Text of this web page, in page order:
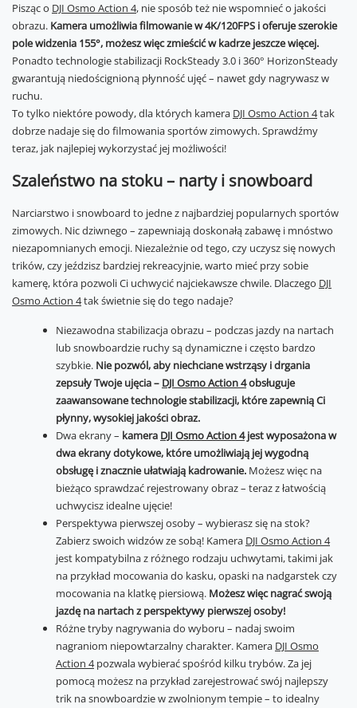
Pisząc o DJI Osmo Action 4, nie sposób też nie wspomnieć o jakości
obrazu. Kamera umożliwia filmowanie w 4K/120FPS i oferuje szerokie
pole widzenia 155°, możesz więc zmieścić w kadrze jeszcze więcej.
Ponadto technologie stabilizacji RockSteady 3.0 i 360° HorizonSteady
gwarantują niedoścignioną płynność ujęć – nawet gdy nagrywasz w
ruchu.
To tylko niektóre powody, dla których kamera DJI Osmo Action 4tak
dobrze nadaje się do filmowania sportów zimowych. Sprawdźmy
teraz, jak najlepiej wykorzystać jej możliwości!
Szaleństwo na stoku – narty i snowboard
Narciarstwo i snowboard to jedne z najbardziej popularnych sportów
zimowych. Nic dziwnego – zapewniają doskonałą zabawę i mnóstwo
niezapomnianych emocji. Niezależnie od tego, czy uczysz się nowych
trików, czy jeździsz bardziej rekreacyjnie, warto mieć przy sobie
kamerę, która pozwoli Ci uchwycić najciekawsze chwile. Dlaczego DJI
Osmo Action 4tak świetnie się do tego nadaje?
Niezawodna stabilizacja obrazu – podczas jazdy na nartach
lub snowboardzie ruchy są dynamiczne i często bardzo
szybkie. Nie pozwól, aby niechciane wstrząsy i drgania
zepsuły Twoje ujęcia – DJI Osmo Action 4obsługuje
zaawansowane technologie stabilizacji, które zapewnią Ci
płynny, wysokiej jakości obraz.
Dwa ekrany – kamera DJI Osmo Action 4jest wyposażona w
dwa ekrany dotykowe, które umożliwiają jej wygodną
obsługę i znacznie ułatwiają kadrowanie. Możesz więc na
bieżąco sprawdzać rejestrowany obraz – teraz z łatwością
uchwycisz idealne ujęcie!
Perspektywa pierwszej osoby – wybierasz się na stok?
Zabierz swoich widzów ze sobą! Kamera DJI Osmo Action 4
jest kompatybilna z różnego rodzaju uchwytami, takimi jak
na przykład mocowania do kasku, opaski na nadgarstek czy
mocowania na klatkę piersiową. Możesz więc nagrać swoją
jazdę na nartach z perspektywy pierwszej osoby!
Różne tryby nagrywania do wyboru – nadaj swoim
nagraniom niepowtarzalny charakter. Kamera DJI Osmo
Action 4pozwala wybierać spośród kilku trybów. Za jej
pomocą możesz na przykład zarejestrować swój najlepszy
trik na snowboardzie w zwolnionym tempie – to idealny